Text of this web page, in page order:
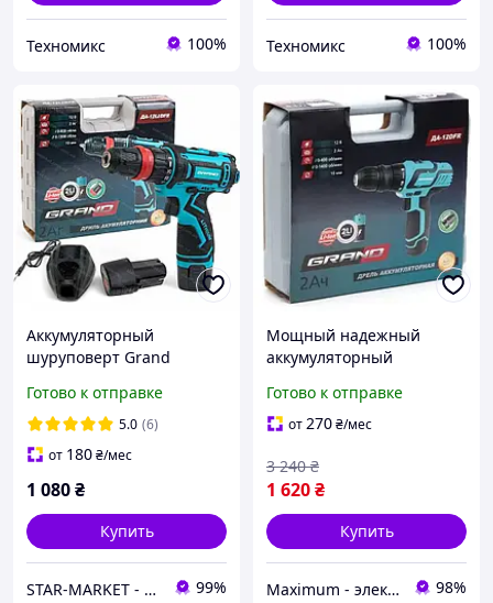
Техномикс 100% Техномикс 100%
Аккумуляторный
шуруповерт Grand
быстросъемный патрон,
2 аккум. 2 А/ч, КЕЙС,
ЧЕХИЯ)
Готово к отправке
5.0 (6)
от 180₴/мес
1 080₴
Купить
STAR-MARKET - аксессуары, товары для дома, сада, отдыха и туризма 99%
Мощный надежный
аккумуляторный
DFR Мощный Дрель
шуруповерт ( съёмный
Готово к отправке
от270₴/мес
1 620₴
3 240 ₴
Купить
Maximum - электрические и бензиновый инструмент 98%